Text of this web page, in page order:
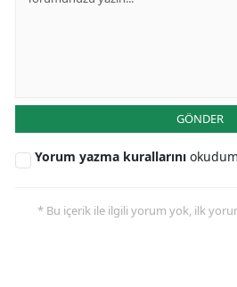
GÖNDER
Yorum yazma kurallarını
* Bu içerik ile ilgili yorum yok, ilk